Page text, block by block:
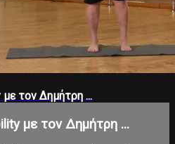
τον Δημήτρη ...
με τον Δημήτρη ...